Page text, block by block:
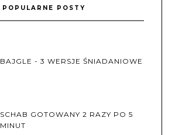
POPULARNE POSTY
BAJGLE - 3 WERSJE ŚNIADANIOWE
SCHAB GOTOWANY 2 RAZY PO 5
MINUT